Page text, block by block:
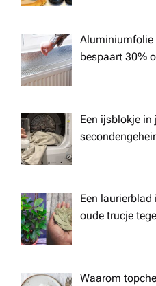
Aluminiumfolie
bespaart 30%
Een ijsblokje in
Een
oude trucje
Waarom